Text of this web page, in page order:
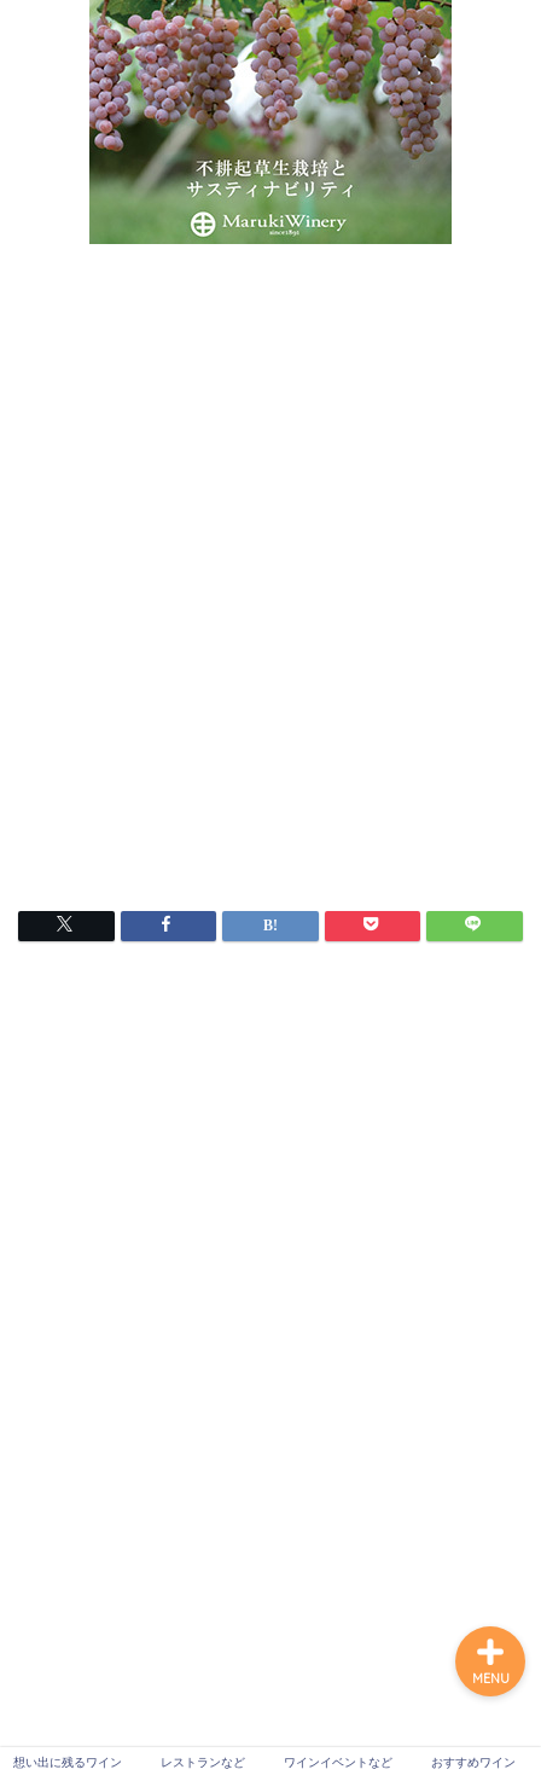
想い出に残るワイン レストランなど ワインイベントなど おすすめワイン
MENU